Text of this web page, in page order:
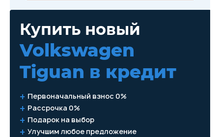
Купить новый
Volkswagen
Tiguan в кредит
Первоначальный взнос 0%
Рассрочка 0%
Подарок на выбор
Улучшим любое предложение